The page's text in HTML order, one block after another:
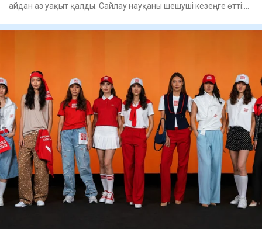
айдан аз уақыт қалды. Сайлау науқаны шешуші кезеңге өтті: